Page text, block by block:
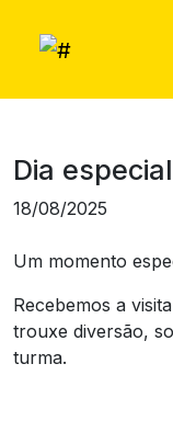
Dia
18/08/2025
Um momento
Recebemos a
trouxe diversão,
turma.